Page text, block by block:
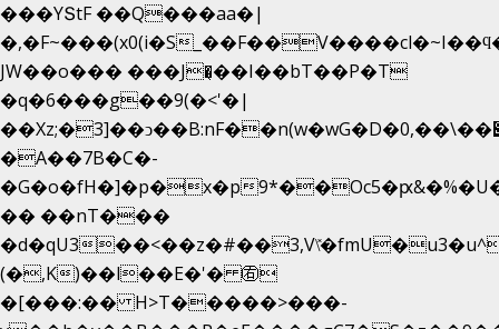
���YՏtF ��Q���aa�|
�,�F~���(x0(i�S
JW��o��� ���J�̖��I��bT��P�T
�q�6���g��9(�<'�|
��Xz;�3]��ͻ��B:nF��n(w�wG�D�݌��\��,0"�
�A��7B�C�-
�G�o�fH�]�p�x�p
�� ��nT���
�d�qU3
(�,K)��l��E�'� ㊨
�[���:�� H>T�����>���-